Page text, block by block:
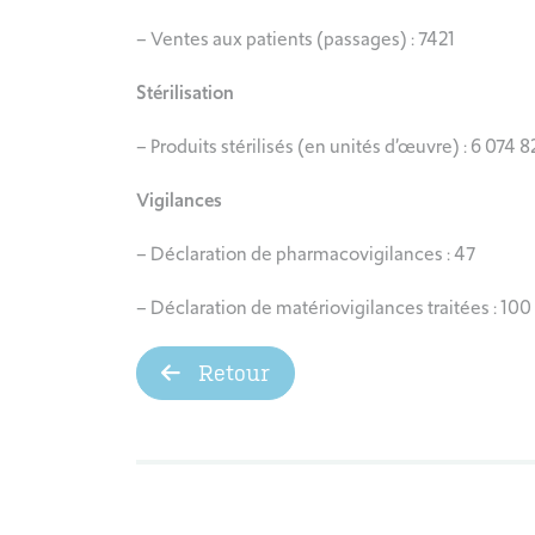
– Ventes aux patients (passages) : 7421
Stérilisation
– Produits stérilisés (en unités d’œuvre) : 6 074
Vigilances
– Déclaration de pharmacovigilances : 47
– Déclaration de matériovigilances traitées : 100
Retour